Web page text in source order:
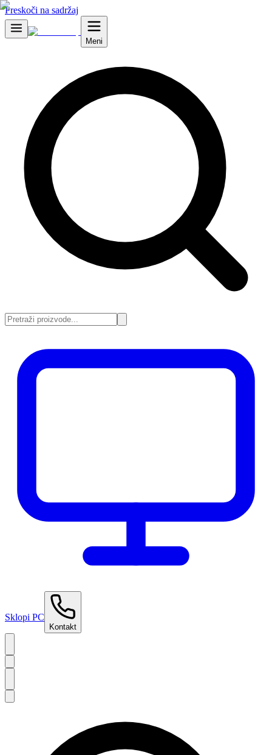
Preskoči na sadržaj
Meni
Sklopi PC
Kontakt